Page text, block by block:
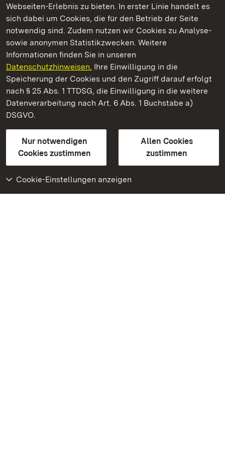
Webseiten-Erlebnis zu bieten. In erster Linie handelt es
sich dabei um Cookies, die für den Betrieb der Seite
notwendig sind. Zudem nutzen wir Cookies zu Analyse-
sowie anonymen Statistikzwecken. Weitere
Informationen finden Sie in unseren
Datenschutzhinweisen. Ihre Einwilligung in die
Speicherung der Cookies und den Zugriff darauf erfolgt
nach § 25 Abs. 1 TTDSG, die Einwilligung in die weitere
Datenverarbeitung nach Art. 6 Abs. 1 Buchstabe a)
DSGVO.
Nur notwendigen
Cookies zustimmen
Allen Cookies
zustimmen
Cookie-Einstellungen anzeigen
Kommen. Staunen. Genießen.
Staatliche Schlösser und Gärten Baden‑Württemberg
Staatliche Schlösser und Gärten Baden-Württemberg
Kontakt
GebärdenspracheLeichte Sprache
Erklärung zur Barrierefreiheit
BITV-konform (geprüfte Seiten)
Weiteres